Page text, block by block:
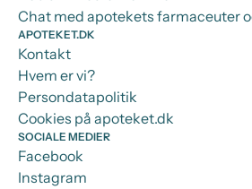
Chat med apotekets farmaceuter
APOTEKET.DK
Kontakt
Hvem er vi?
Persondatapolitik
Cookies på apoteket.dk
SOCIALE MEDIER
Facebook
Instagram